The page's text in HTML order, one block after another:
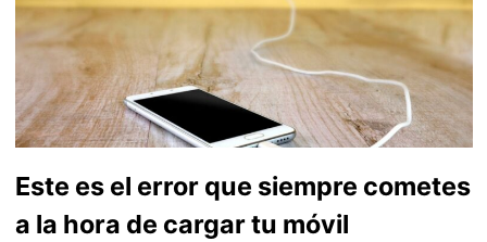
Este es el error que siempre cometes
a la hora de cargar tu móvil